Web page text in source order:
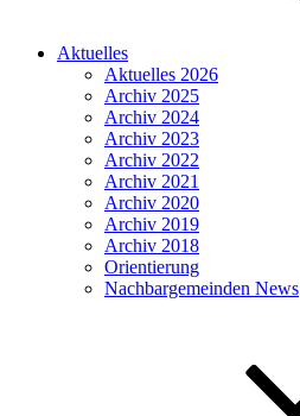
Aktuelles
Aktuelles 2026
Archiv 2025
Archiv 2024
Archiv 2023
Archiv 2022
Archiv 2021
Archiv 2020
Archiv 2019
Archiv 2018
Orientierung
Nachbargemeinden News